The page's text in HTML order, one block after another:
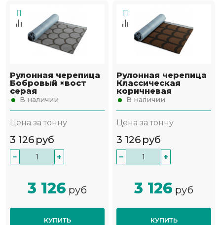
Рулонная черепица
Бобровый ×вост
серая
В наличии
Цена за тонну
3 126 руб
− +
3 126 руб
КУПИТЬ
Рулонная черепица
Классическая
коричневая
В наличии
Цена за тонну
3 126 руб
− +
3 126 руб
КУПИТЬ